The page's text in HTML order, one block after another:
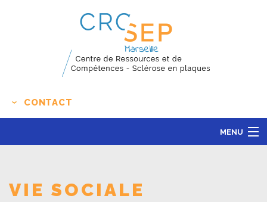
CONTACT
MENU
VIE SOCIALE